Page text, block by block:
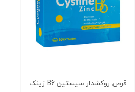
قرص روکشدار سیستین B6 زینک